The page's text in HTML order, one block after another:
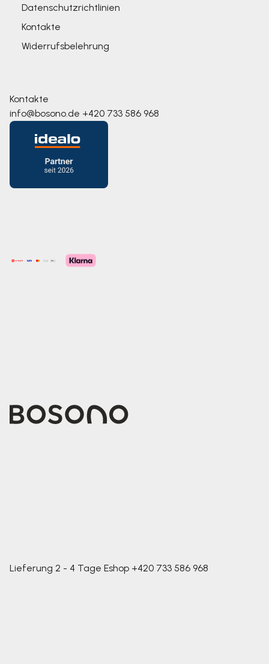
Datenschutzrichtlinien
Kontakte
Widerrufsbelehrung
Kontakte
info@bosono.de +420 733 586 968
Lieferung 2 - 4 Tage Eshop +420 733 586 968